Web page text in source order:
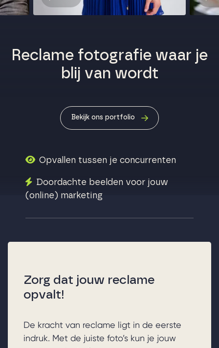
Reclame fotografie waar je
blij van wordt
Bekijk ons portfolio
Opvallen tussen je concurrenten
Doordachte beelden voor jouw
(online) marketing
Zorg dat jouw reclame
opvalt!
De kracht van reclame ligt in de eerste
indruk. Met de juiste foto’s kun je jouw